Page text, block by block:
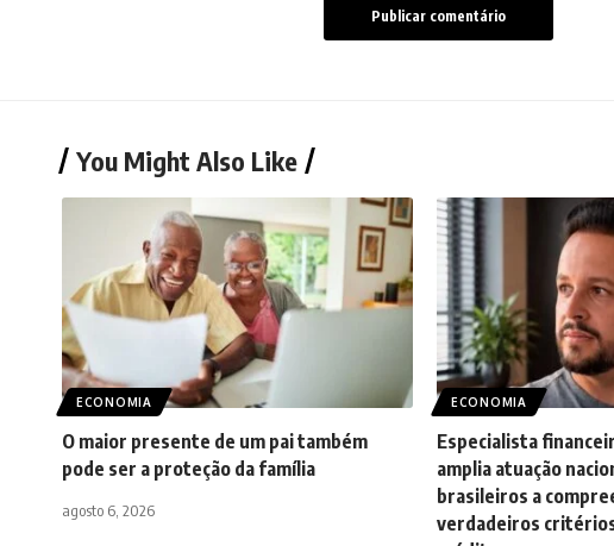
You Might Also Like
ECONOMIA
O maior presente de um pai também
pode ser a proteção da família
agosto 6, 2026
ECONOMIA
Especialista
amplia atuação
brasileiros a
verdadeiros